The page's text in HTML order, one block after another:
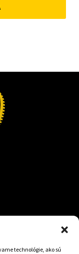
technológie, ako sú